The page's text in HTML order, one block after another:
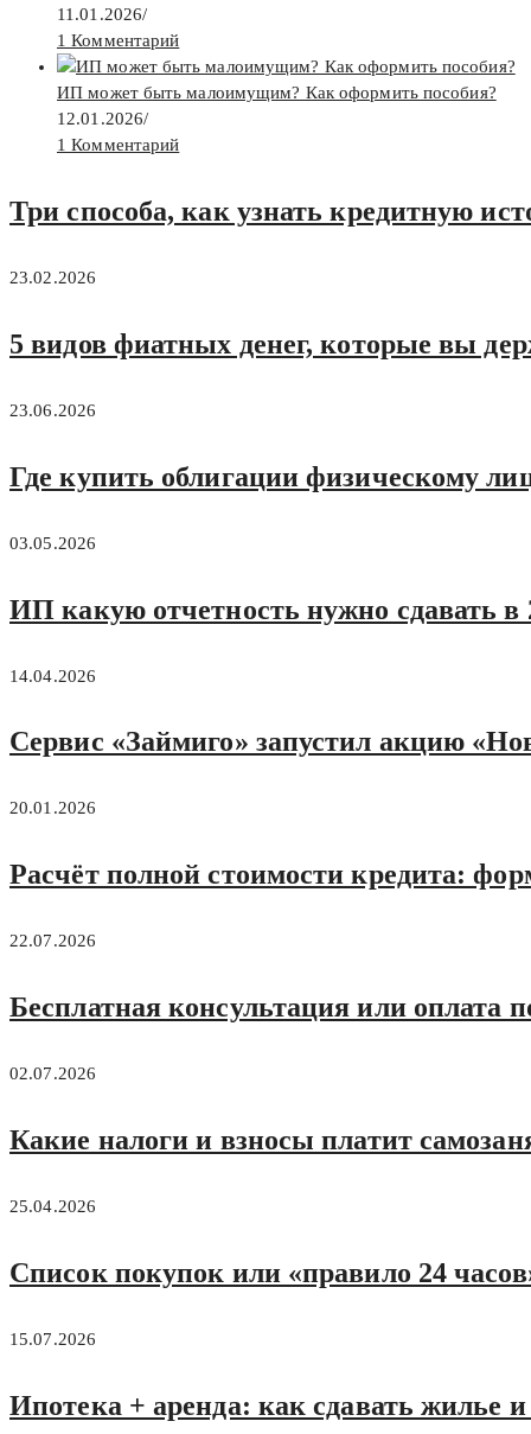
11.01.2026/
1 Комментарий
ИП может быть малоимущим? Как оформить пособия?
12.01.2026/
1 Комментарий
Три способа, как узнать кредитную
23.02.2026
5 видов фиатных денег, которые вы
23.06.2026
Где купить облигации физическому
03.05.2026
ИП какую отчетность нужно сдавать
14.04.2026
Сервис «Займиго» запустил акцию
20.01.2026
Расчёт полной стоимости кредита:
22.07.2026
Бесплатная консультация или оплата
02.07.2026
Какие налоги и взносы платит
25.04.2026
Список покупок или «правило 24
15.07.2026
Ипотека + аренда: как сдавать жилье